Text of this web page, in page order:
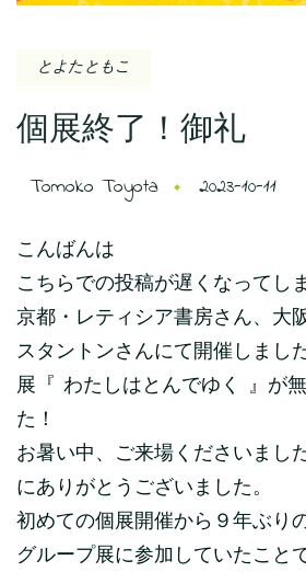
とよたともこ
個展終了！御礼
Tomoko Toyota 2023-10-11
こんばんは
こちらでの投稿が遅くなってし
京都・レティシア書房さん、大
スタントンさんにて開催しまし
展『 わたしはとんでゆく 』が
た！
お暑い中、ご来場くださいまし
にありがとうございました。
初めての個展開催から９年ぶり
グループ展に参加していたこと